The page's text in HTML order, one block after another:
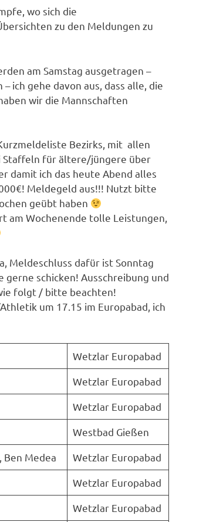
wo sich die
zu den Meldungen zu
am Samstag ausgetragen –
ich gehe davon aus, dass alle, die
wir die Mannschaften
Bezirks, mit allen
Staffeln für ältere/jüngere über
damit ich das heute Abend alles
Meldegeld aus!!! Nutzt bitte
geübt haben
am Wochenende tolle Leistungen,
Meldeschluss dafür ist Sonntag
gerne schicken! Ausschreibung und
folgt / bitte beachten!
um 17.15 im Europabad, ich
Wetzlar Europabad
Wetzlar Europabad
Wetzlar Europabad
Westbad Gießen
Ben Medea Wetzlar Europabad
Wetzlar Europabad
Wetzlar Europabad